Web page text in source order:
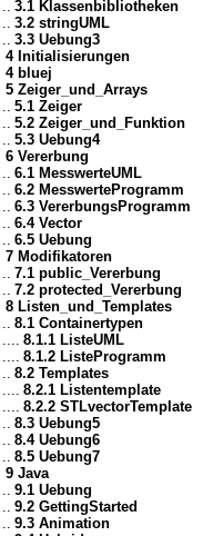
.. 3.1 Klassenbibliotheken
.. 3.2 stringUML
.. 3.3 Uebung3
4 Initialisierungen
4 bluej
5 Zeiger_und_Arrays
.. 5.1 Zeiger
.. 5.2 Zeiger_und_Funktion
.. 5.3 Uebung4
6 Vererbung
.. 6.1 MesswerteUML
.. 6.2 MesswerteProgramm
.. 6.3 VererbungsProgramm
.. 6.4 Vector
.. 6.5 Uebung
7 Modifikatoren
.. 7.1 public_Vererbung
.. 7.2 protected_Vererbung
8 Listen_und_Templates
.. 8.1 Containertypen
.... 8.1.1 ListeUML
.... 8.1.2 ListeProgramm
.. 8.2 Templates
.... 8.2.1 Listentemplate
.... 8.2.2 STLvectorTemplate
.. 8.3 Uebung5
.. 8.4 Uebung6
.. 8.5 Uebung7
9 Java
.. 9.1 Uebung
.. 9.2 GettingStarted
.. 9.3 Animation